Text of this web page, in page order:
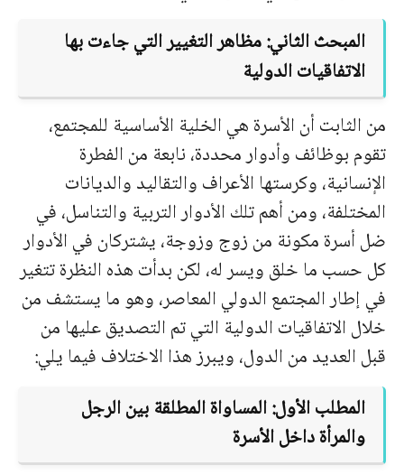
المبحث الثاني: مظاهر التغيير التي جاءت بها
الاتفاقيات الدولية
من الثابت أن الأسرة هي الخلية الأساسية للمجتمع،
تقوم بوظائف وأدوار محددة، نابعة من الفطرة
الإنسانية، وكرستها الأعراف والتقاليد والديانات
المختلفة، ومن أهم تلك الأدوار التربية والتناسل، في
ضل أسرة مكونة من زوج وزوجة، يشتركان في الأدوار
كل حسب ما خلق ويسر له، لكن بدأت هذه النظرة تتغير
في إطار المجتمع الدولي المعاصر، وهو ما يستشف من
خلال الاتفاقيات الدولية التي تم التصديق عليها من
قبل العديد من الدول، ويبرز هذا الاختلاف فيما يلي:
المطلب الأول: المساواة المطلقة بين الرجل
والمرأة داخل الأسرة